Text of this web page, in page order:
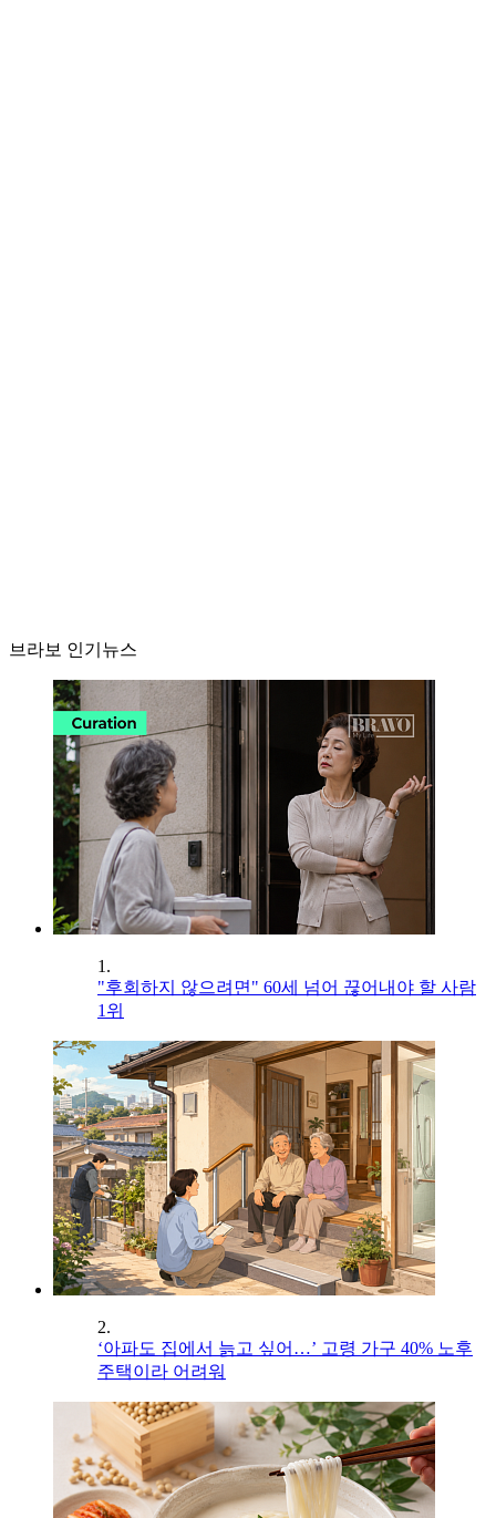
브라보 인기뉴스
1.
"후회하지 않으려면" 60세 넘어 끊어내야 할 사람
1위
2.
‘아파도 집에서 늙고 싶어…’ 고령 가구 40% 노후
주택이라 어려워